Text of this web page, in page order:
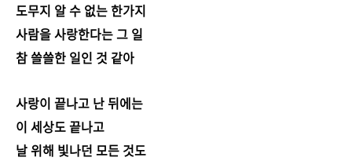
도무지 알 수 없는 한가지
사람을 사랑한다는 그 일
참 쓸쓸한 일인 것 같아
사랑이 끝나고 난 뒤에는
이 세상도 끝나고
날 위해 빛나던 모든 것도